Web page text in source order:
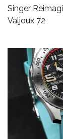
Singer
Valjoux 72